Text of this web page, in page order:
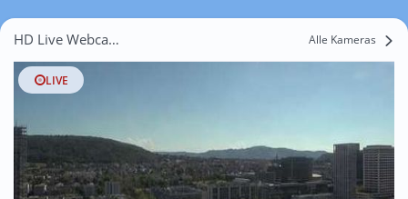
HD Live Webcams Langrüti Alle Kameras
LIVE